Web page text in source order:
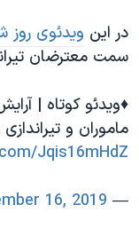
در این ویدئوی روز
سمت معترضان
♦️ویدئو کوتاه |
ماموران و
Jqis16mHdZ
— VOA Farsi (@VOAIran)
16, 2019